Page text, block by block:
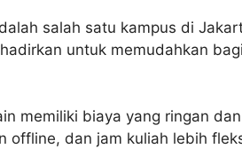
salah satu kampus di
untuk memudahkan
memiliki biaya yang ringan
offline, dan jam kuliah lebih